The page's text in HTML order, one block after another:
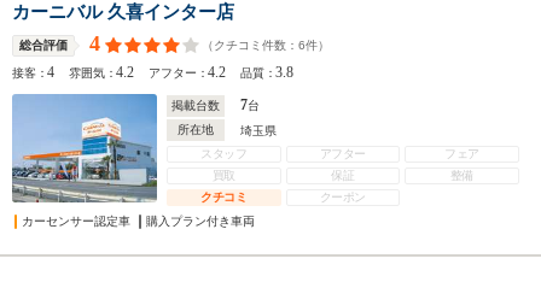
カーニバル 久喜インター店
総合評価 4 （クチコミ件数： 6件）
接客：4 雰囲気：4.2 アフター：4.2 品質：3.8
掲載台数 7台
所在地
埼玉県
スタッフ
アフター
フェア
買取
保証
整備
クチコミ
クーポン
カーセンサー認定車
購入プラン付き車両